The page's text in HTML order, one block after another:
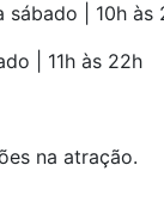
sábado | 10h às
| 11h às 22h
na atração.